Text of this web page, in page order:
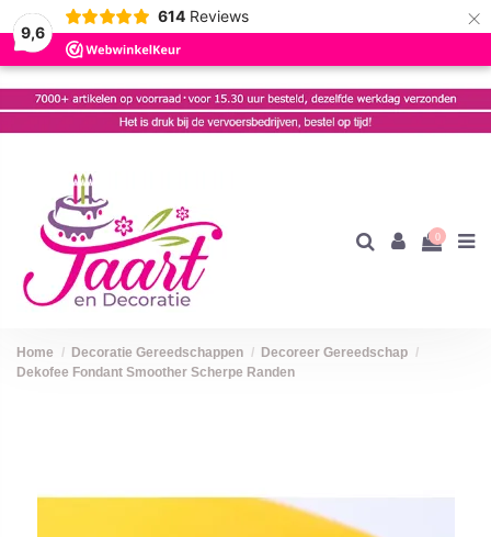
9,6
614 Reviews ×
0
Home Decoratie Gereedschappen
Decoreer Gereedschap
Dekofee Fondant Smoother Scherpe Randen